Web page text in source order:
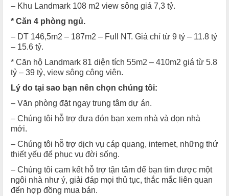
– Khu Landmark 108 m2 view sông giá 7,3 tỷ.
* Căn 4 phòng ngủ.
– DT 146,5m2 – 187m2 – Full NT. Giá chỉ từ 9 tỷ – 11.8 tỷ
– 15.6 tỷ.
* Căn hộ Landmark 81 diện tích 55m2 – 410m2 giá từ 5.8
tỷ – 39 tỷ, view sông công viên.
Lý do tại sao bạn nên chọn chúng tôi:
– Văn phòng đặt ngay trung tâm dự án.
– Chúng tôi hỗ trợ đưa đón bạn xem nhà và dọn nhà
mới.
– Chúng tôi hỗ trợ dịch vụ cáp quang, internet, những thứ
thiết yếu để phục vụ đời sống.
– Chúng tôi cam kết hỗ trợ tận tâm để bạn tìm được một
ngôi nhà như ý, giải đáp mọi thủ tục, thắc mắc liên quan
đến hợp đồng mua bán.